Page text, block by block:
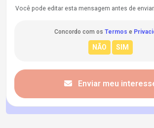
Você pode editar esta mensagem antes de enviar.
Concordo com os Termos e
Enviar meu